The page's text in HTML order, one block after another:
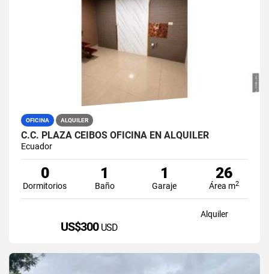
OFICINA ALQUILER
C.C. PLAZA CEIBOS OFICINA EN ALQUILER
Ecuador
0
Dormitorios
1
Baño
1
Garaje
26
Área m2
Alquiler
US$300 USD